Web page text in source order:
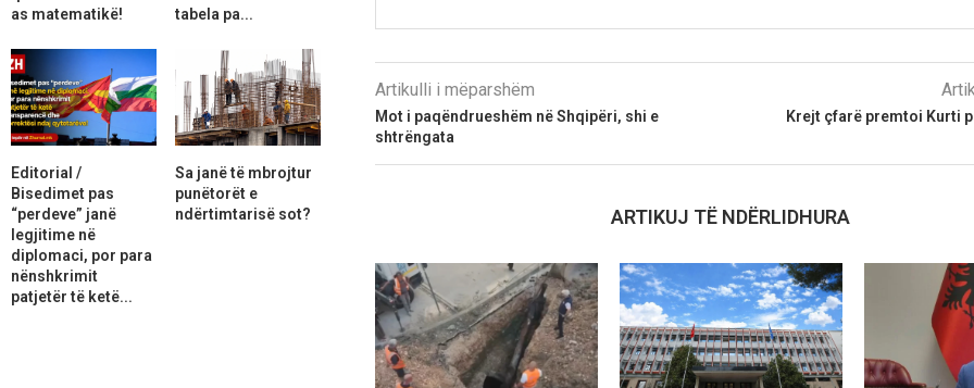
Artikulli i mëparshëm
Mot i paqëndrueshëm në Shqipëri, shi e
shtrëngata
Krejt çfarë premtoi Kurti
ARTIKUJ TË NDËRLIDHURA
as matematikë!
tabela pa...
Editorial /
Bisedimet pas
“perdeve” janë
legjitime në
diplomaci, por para
nënshkrimit
patjetër të ketë...
Sa janë të mbrojtur
punëtorët e
ndërtimtarisë sot?